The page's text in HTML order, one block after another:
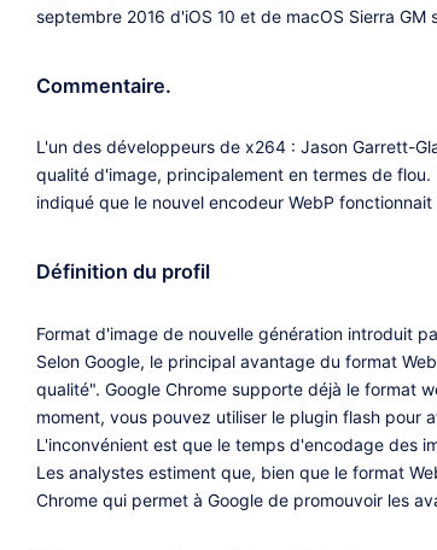
septembre 2016 d'iOS 10 et de macOS Sierra GM
Commentaire.
L'un des développeurs de x264 : Jason Garrett-
qualité d'image, principalement en termes de flou.
indiqué que le nouvel encodeur WebP
Définition du profil
Format d'image de nouvelle génération introduit
Selon Google, le principal avantage du format
qualité". Google Chrome supporte déjà le format
moment, vous pouvez utiliser le plugin flash pour
L'inconvénient est que le temps d'encodage des
Les analystes estiment que, bien que le format
Chrome qui permet à Google de promouvoir les